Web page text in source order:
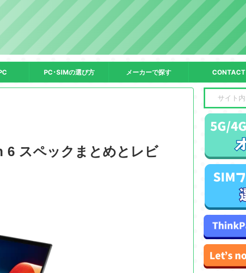
PC･SIMの選び方 メーカーで探す CONTACT
スペックまとめとレビ